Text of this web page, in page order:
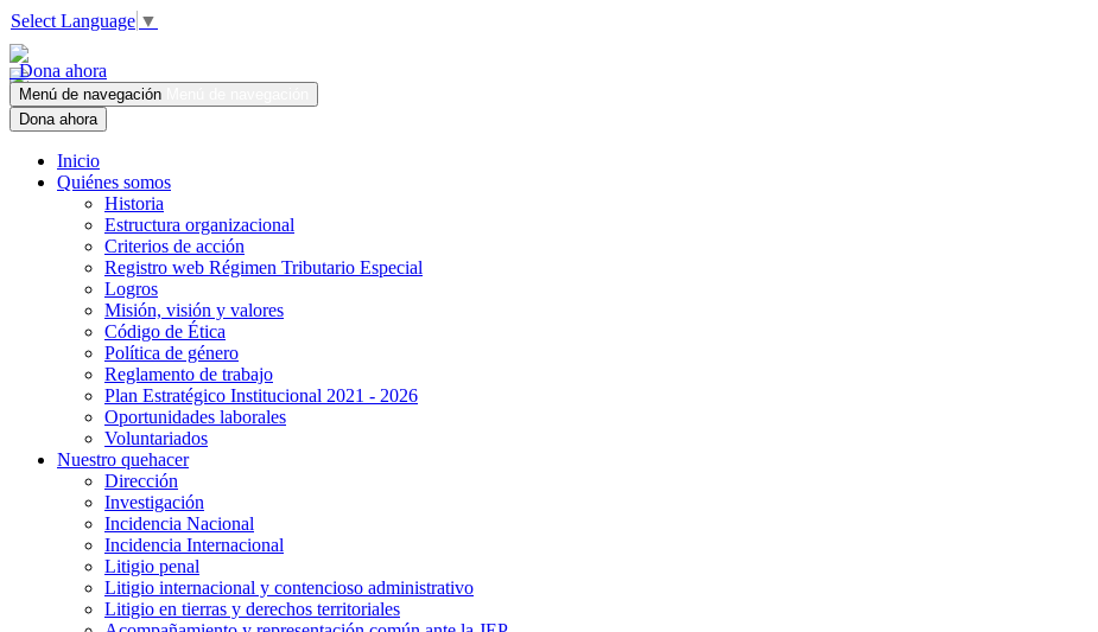
Select Language ▼
Dona ahora
Menú de navegación
Dona ahora
Inicio
Quiénes somos
Historia
Estructura organizacional
Criterios de acción
Registro web Régimen Tributario Especial
Logros
Misión, visión y valores
Código de Ética
Política de género
Reglamento de trabajo
Plan Estratégico Institucional 2021 - 2026
Oportunidades laborales
Voluntariados
Nuestro quehacer
Dirección
Investigación
Incidencia Nacional
Incidencia Internacional
Litigio penal
Litigio internacional y contencioso administrativo
Litigio en tierras y derechos territoriales